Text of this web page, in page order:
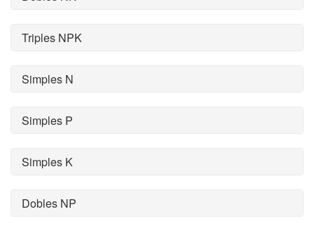
Triples NPK
Simples N
Simples P
Simples K
Dobles NP